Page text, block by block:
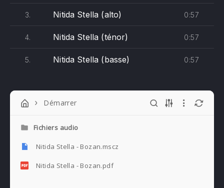
3. Nitida Stella (alto) 0:57
4. Nitida Stella (ténor) 0:57
5. Nitida Stella (basse) 0:57
Démarrer
Fichiers audio
Nitida Stella - Bozan.mscz
Nitida Stella - Bozan.pdf